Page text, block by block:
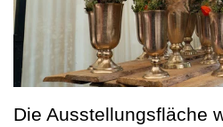
Die Ausstellungsfläche